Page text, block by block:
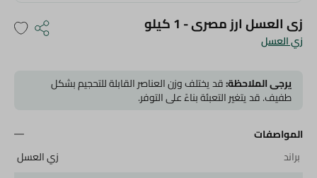
زي العسل
زى العسل ارز مصرى - 1 كيلو
يرجى الملاحظة:قد يختلف وزن العناصر القابلة للتحجيم بشكل
طفيف. قد يتغير التعبئة بناءً على التوفر.
المواصفات
براند
زي العسل